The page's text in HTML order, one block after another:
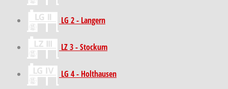
LG 2 - Langern
LZ 3 - Stockum
LG 4 - Holthausen